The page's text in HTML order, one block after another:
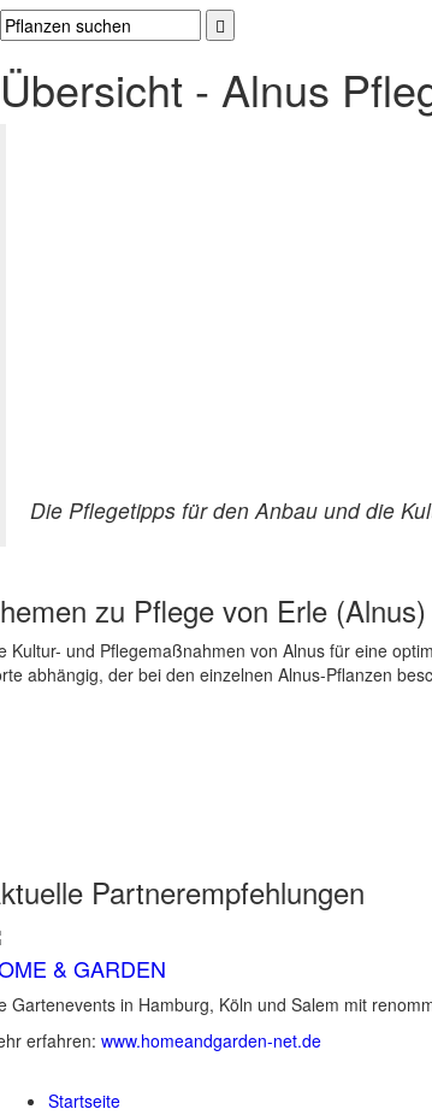
Übersicht - Alnus
Die Pflegetipps für den Anbau und die
zu Pflege von Erle (Alnus)
Kultur- und Pflegemaßnahmen von Alnus für eine
abhängig, der bei den einzelnen Alnus-Pflanzen
Partnerempfehlungen
& GARDEN
Gartenevents in Hamburg, Köln und Salem mit
erfahren: www.homeandgarden-net.de
Startseite